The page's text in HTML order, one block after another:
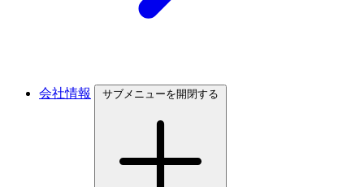
会社情報 サブメニューを開閉する